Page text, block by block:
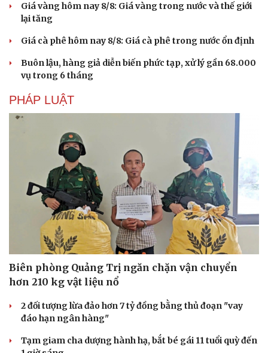
Sân khấu - Điện ảnh
Văn học
Âm nhạc
Di sản
Nghệ sĩ
Sao Việt
Giá vàng hôm nay 8/8: Giá vàng trong nước và thế giới
lại tăng
Giá cà phê hôm nay 8/8: Giá cà phê trong nước ổn định
Buôn lậu, hàng giả diễn biến phức tạp, xử lý gần 68.000
vụ trong 6 tháng
PHÁP LUẬT
Biên phòng Quảng Trị ngăn chặn vận chuyển
hơn 210 kg vật liệu nổ
2 đối tượng lừa đảo hơn 7 tỷ đồng bằng thủ đoạn "vay
đáo hạn ngân hàng"
Tạm giam cha dượng hành hạ, bắt bé gái 11 tuổi quỳ đến